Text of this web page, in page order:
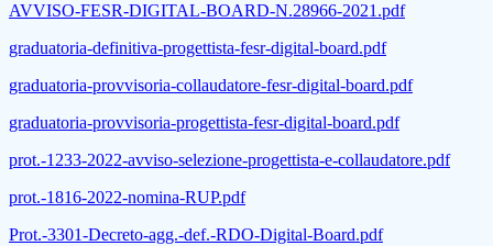
AVVISO-FESR-DIGITAL-BOARD-N.28966-2021.pdf
graduatoria-definitiva-progettista-fesr-digital-board.pdf
graduatoria-provvisoria-collaudatore-fesr-digital-board.pdf
graduatoria-provvisoria-progettista-fesr-digital-board.pdf
prot.-1233-2022-avviso-selezione-progettista-e-collaudatore.pdf
prot.-1816-2022-nomina-RUP.pdf
Prot.-3301-Decreto-agg.-def.-RDO-Digital-Board.pdf